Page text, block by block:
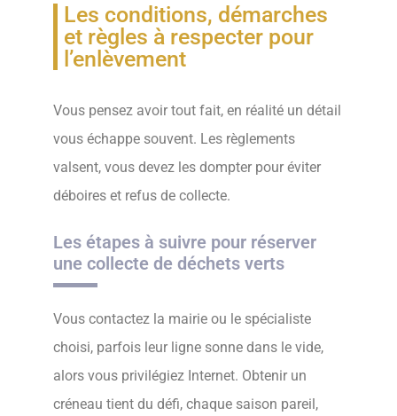
Les conditions, démarches
et règles à respecter pour
l’enlèvement
Vous pensez avoir tout fait, en réalité un détail
vous échappe souvent. Les règlements
valsent, vous devez les dompter pour éviter
déboires et refus de collecte.
Les étapes à suivre pour réserver
une collecte de déchets verts
Vous contactez la mairie ou le spécialiste
choisi, parfois leur ligne sonne dans le vide,
alors vous privilégiez Internet. Obtenir un
créneau tient du défi, chaque saison pareil,